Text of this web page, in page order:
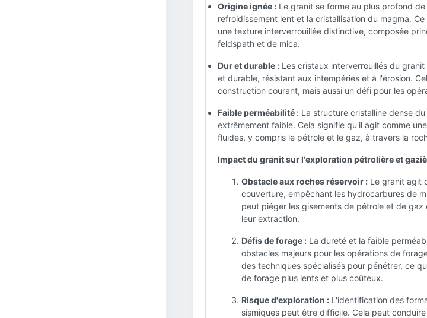
Origine ignée : Le granit se forme au plus profond
refroidissement lent et la cristallisation du magma.
une texture interverrouillée distinctive, composée
feldspath et de mica.
Dur et durable : Les cristaux interverrouillés du
et durable, résistant aux intempéries et à l'érosion.
construction courant, mais aussi un défi pour les
Faible perméabilité : La structure cristalline dense
extrêmement faible. Cela signifie qu'il agit comme
fluides, y compris le pétrole et le gaz, à travers la
Impact du granit sur l'exploration pétrolière et
Obstacle aux roches réservoir : Le granit agit
couverture, empêchant les hydrocarbures de
peut piéger les gisements de pétrole et de gaz
leur extraction.
Défis de forage : La dureté et la faible
obstacles majeurs pour les opérations de
des techniques spécialisés pour pénétrer, ce
de forage plus lents et plus coûteux.
Risque d'exploration : L'identification des
sismiques peut être difficile. Cela peut